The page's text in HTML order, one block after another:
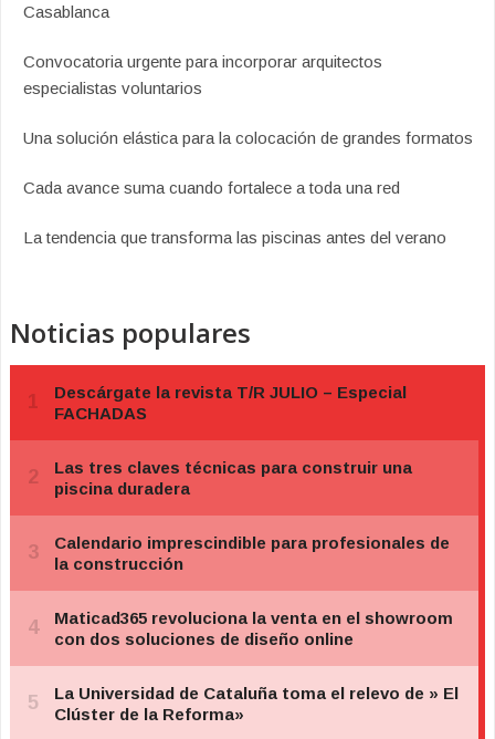
Casablanca
Convocatoria urgente para incorporar arquitectos
especialistas voluntarios
Una solución elástica para la colocación de grandes formatos
Cada avance suma cuando fortalece a toda una red
La tendencia que transforma las piscinas antes del verano
Noticias populares